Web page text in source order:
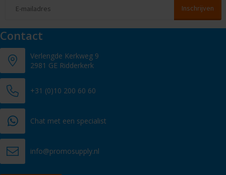
Contact
Verlengde Kerkweg 9
2981 GE Ridderkerk
+31 (0)10 200 60 60
Chat met een specialist
info@promosupply.nl